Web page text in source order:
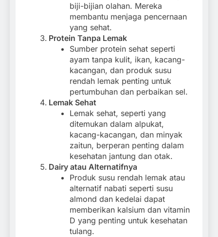
biji-bijian olahan. Mereka
membantu menjaga pencernaan
yang sehat.
Protein Tanpa Lemak
Sumber protein sehat seperti
ayam tanpa kulit, ikan, kacang-
kacangan, dan produk susu
rendah lemak penting untuk
pertumbuhan dan perbaikan sel.
Lemak Sehat
Lemak sehat, seperti yang
ditemukan dalam alpukat,
kacang-kacangan, dan minyak
zaitun, berperan penting dalam
kesehatan jantung dan otak.
Dairy atau Alternatifnya
Produk susu rendah lemak atau
alternatif nabati seperti susu
almond dan kedelai dapat
memberikan kalsium dan vitamin
D yang penting untuk kesehatan
tulang.